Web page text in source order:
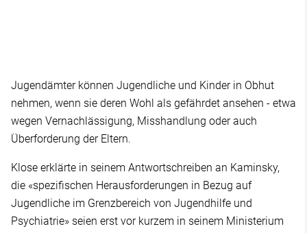
Jugendämter können Jugendliche und Kinder in Obhut
nehmen, wenn sie deren Wohl als gefährdet ansehen - etwa
wegen Vernachlässigung, Misshandlung oder auch
Überforderung der Eltern.
Klose erklärte in seinem Antwortschreiben an Kaminsky,
die «spezifischen Herausforderungen in Bezug auf
Jugendliche im Grenzbereich von Jugendhilfe und
Psychiatrie» seien erst vor kurzem in seinem Ministerium